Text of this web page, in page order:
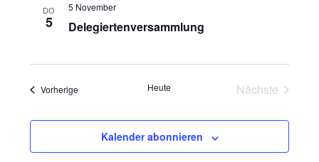
DO
5
5 November
Delegiertenversammlung
VorherigeVeranstaltungen Heute
Nächste
Kalender abonnieren